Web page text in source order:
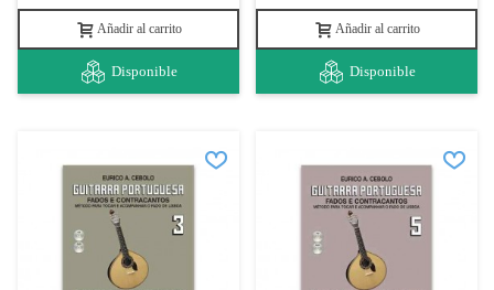
Añadir al carrito
Disponible
Añadir al carrito
Disponible